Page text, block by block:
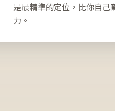
是最精準的定位，比你自己
力。